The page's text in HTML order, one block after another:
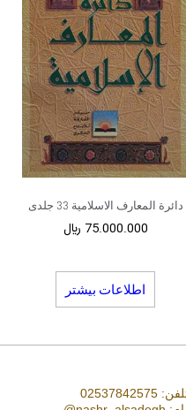
دائرة المعارف الاسلامیة 33 جلدی
75.000.000 ﷼
اطلاعات بیشتر
02537842575